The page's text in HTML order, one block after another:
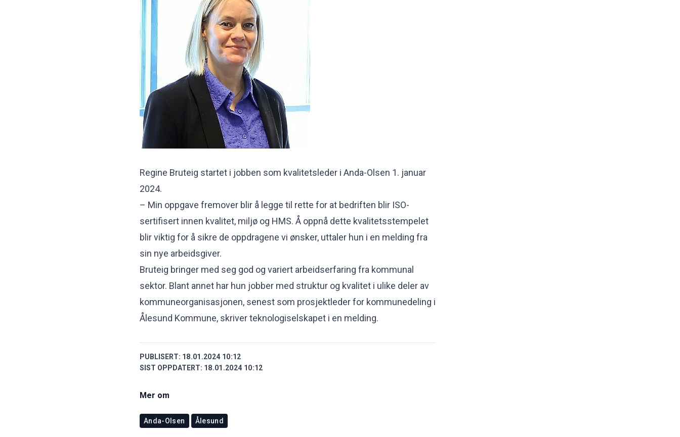
Regine Bruteig startet i jobben som kvalitetsleder i Anda-Olsen 1. januar
2024.
– Min oppgave fremover blir å legge til rette for at bedriften blir ISO-
sertifisert innen kvalitet, miljø og HMS. Å oppnå dette kvalitetsstempelet
blir viktig for å sikre de oppdragene vi ønsker, uttaler hun i en melding fra
sin nye arbeidsgiver.
Bruteig bringer med seg god og variert arbeidserfaring fra kommunal
sektor. Blant annet har hun jobber med struktur og kvalitet i ulike deler av
kommuneorganisasjonen, senest som prosjektleder for kommunedeling i
Ålesund Kommune, skriver teknologiselskapet i en melding.
PUBLISERT: 18.01.2024 10:12
SIST OPPDATERT: 18.01.2024 10:12
Mer om
Anda-Olsen Ålesund